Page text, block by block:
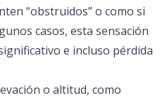
“obstruidos” o como si
casos, esta sensación
e incluso pérdida
o altitud, como